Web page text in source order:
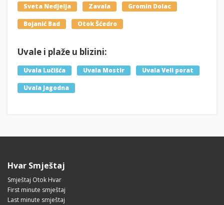
Sveta Nedjelja Zavala Gromin Dolac
Bojanić Bad Otok Šćedro
Uvale i plaže u blizini:
Uvala Lučišća Uvala Mostir Uvala Veli porat
Uvala Jagodna
Hvar Smještaj
Smještaj Otok Hvar
First minute smještaj
Last minute smještaj